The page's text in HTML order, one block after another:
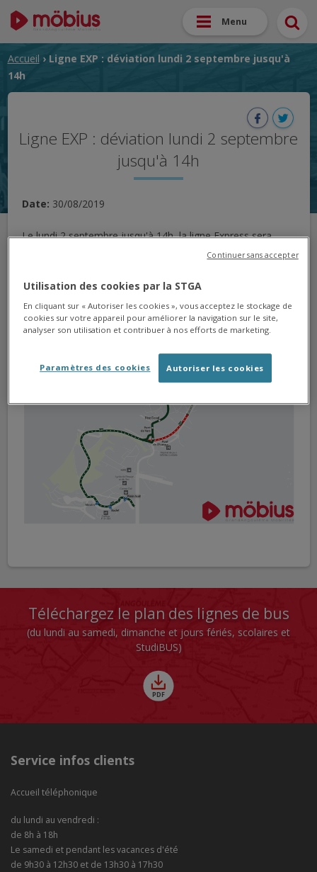
Menu
Accueil › Ligne EXP : déviation lundi 2 septembre jusqu'à
14h
Ligne EXP : déviation lundi 2 septembre
jusqu'à 14h
Date: 30/08/2019
Le lundi 2 septembre jusqu'à 14h, la ligne Express sera
déviée de son trajet entre "Moulin" et "Gare SNCF"
Téléchargez le plan des lignes de bus
(du lundi au samedi, dimanche et jours fériés, scolaires et
StudiBUS)
Service infos clients
Accueil téléphonique
du lundi au vendredi :
de 8h à 18h
Le samedi et pendant les vacances d'été
de 9h30 à 12h30 et de 13h30 à 17h30
Utilisation des cookies par la STGA
En cliquant sur « Autoriser les cookies », vous acceptez le stockage de
cookies sur votre appareil pour améliorer la navigation sur le site,
analyser son utilisation et contribuer à nos efforts de marketing.
Autoriser les cookies
Paramètres des cookies
Continuer sans accepter